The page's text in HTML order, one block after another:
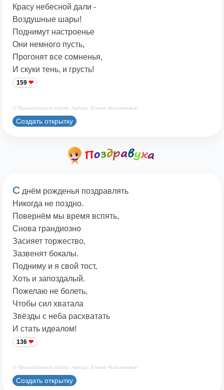
Красу небесной дали -
Воздушные шары!
Поднимут настроенье
Они немного пусть,
Прогонят все сомненья,
И скуки тень, и грусть!
159
© Принадлежит сайту. Автор: Елена Николаевна
Создать открытку
С днём рожденья поздравлять
Никогда не поздно.
Повернём мы время вспять,
Снова грандиозно
Засияет торжество,
Зазвенят бокалы.
Подниму и я свой тост,
Хоть и запоздалый.
Пожелаю не болеть,
Чтобы сил хватала
Звёзды с неба расхватать
И стать идеалом!
136
© Принадлежит сайту. Автор: Елена Николаевна
Создать открытку